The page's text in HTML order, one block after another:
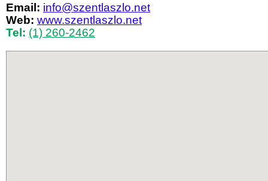
Email: info@szentlaszlo.net
Web: www.szentlaszlo.net
Tel: (1) 260-2462